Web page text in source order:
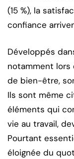
(15 %), la
confiance
Développés
notamment lors
de bien-être,
Ils sont même
éléments qui
vie au travail,
Pourtant
éloignée du